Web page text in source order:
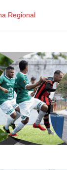
Regional